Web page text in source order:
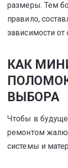
размеры. Тем
правило,
зависимости от
КАК
ВЫБОРА
Чтобы в
ремонтом
системы и